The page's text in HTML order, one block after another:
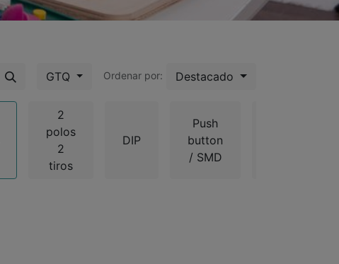
GTQ Ordenar por: Destacado
2
polos
2
tiros
DIP
Push
button
/ SMD